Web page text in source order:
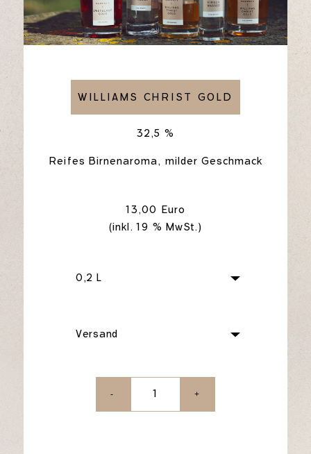
WILLIAMS CHRIST GOLD
32,5 %
Reifes Birnenaroma, milder Geschmack
13,00 Euro
(inkl. 19 % MwSt.)
- +